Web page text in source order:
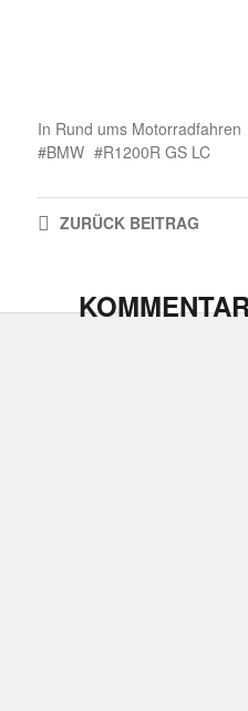
In Rund ums Motorradfahren
BMW
R1200R GS LC
ZURÜCKBEITRAG